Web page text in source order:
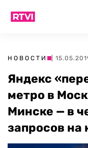
НОВОСТИ |
Яндекс
метро в
Минске — в
запросов на